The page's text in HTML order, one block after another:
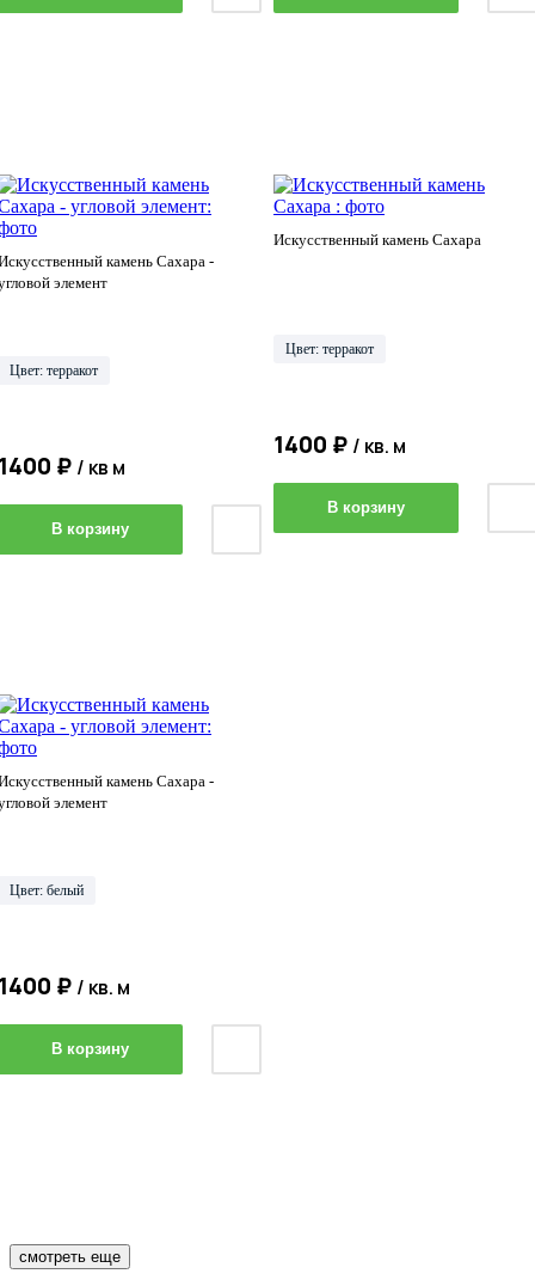
камень Сахара -
элемент
Цвет: терракот
₽ / кв м
В корзину
Искусственный камень Сахара
Цвет: терракот
1400 ₽ / кв. м
В корзину
камень Сахара -
элемент
Цвет: белый
₽ / кв. м
В корзину
смотреть еще